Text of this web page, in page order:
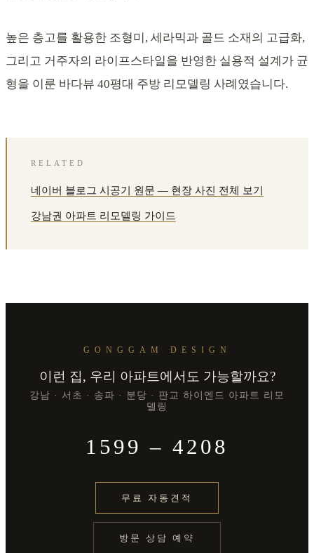
높은 층고를 활용한 조형미, 세라믹과 골드 소재의 고급화,
그리고 거주자의 라이프스타일을 반영한 실용적 설계가 균
형을 이룬 바다뷰 40평대 주방 리모델링 사례였습니다.
RELATED
네이버 블로그 시공기 원문 — 현장 사진 전체 보기
강남권 아파트 리모델링 가이드
GONGGAM DESIGN
이런 집, 우리 아파트에서도 가능할까요?
강남 · 서초 · 송파 · 분당 · 판교 하이엔드 아파트 리모
델링
1599 – 4208
무료 자동견적
방문 상담 예약